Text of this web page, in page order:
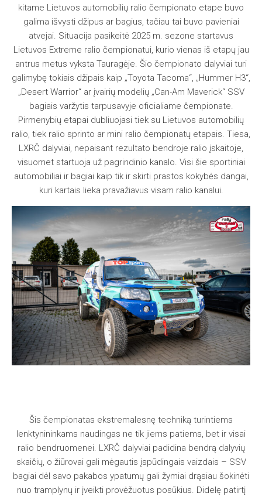
kitame Lietuvos automobilių ralio čempionato etape buvo
galima išvysti džipus ar bagius, tačiau tai buvo pavieniai
atvejai. Situacija pasikeitė 2025 m. sezone startavus
Lietuvos Extreme ralio čempionatui, kurio vienas iš etapų jau
antrus metus vyksta Tauragėje. Šio čempionato dalyviai turi
galimybę tokiais džipais kaip „Toyota Tacoma“, „Hummer H3“,
„Desert Warrior“ ar įvairių modelių „Can-Am Maverick“ SSV
bagiais varžytis tarpusavyje oficialiame čempionate.
Pirmenybių etapai dubliuojasi tiek su Lietuvos automobilių
ralio, tiek ralio sprinto ar mini ralio čempionatų etapais. Tiesa,
LXRČ dalyviai, nepaisant rezultato bendroje ralio įskaitoje,
visuomet startuoja už pagrindinio kanalo. Visi šie sportiniai
automobiliai ir bagiai kaip tik ir skirti prastos kokybės dangai,
kuri kartais lieka pravažiavus visam ralio kanalui.
Šis čempionatas ekstremalesnę techniką turintiems
lenktynininkams naudingas ne tik jiems patiems, bet ir visai
ralio bendruomenei. LXRČ dalyviai padidina bendrą dalyvių
skaičių, o žiūrovai gali mėgautis įspūdingais vaizdais – SSV
bagiai dėl savo pakabos ypatumų gali žymiai drąsiau šokinėti
nuo tramplynų ir įveikti provėžuotus posūkius. Didelę patirtį